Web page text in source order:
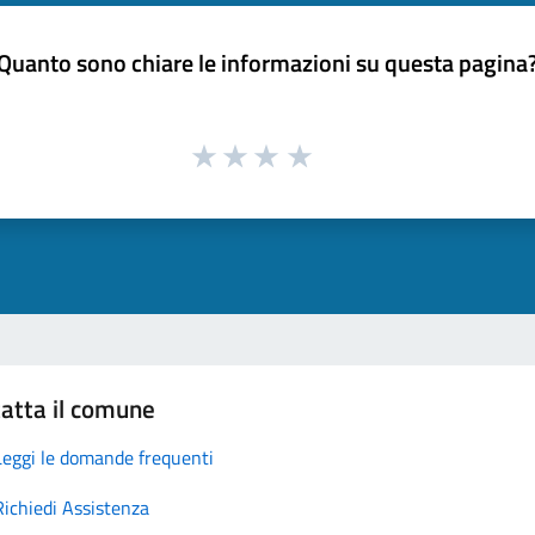
sono chiare le informazioni su questa
il comune
le domande frequenti
Assistenza